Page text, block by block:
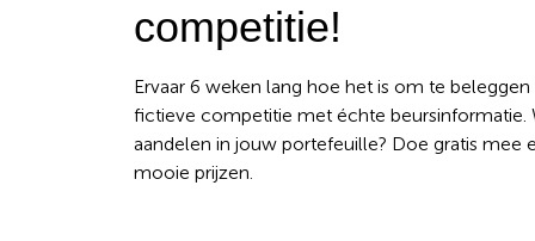
competitie!
Ervaar 6 weken lang hoe het is om te beleggen
fictieve competitie met échte beursinformatie.
aandelen in jouw portefeuille? Doe gratis mee
mooie prijzen.